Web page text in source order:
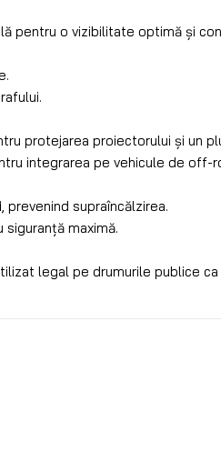
pentru o vizibilitate optimă și
protejarea proiectorului și un
integrarea pe vehicule de off-
, prevenind supraîncălzirea.
maximă.
legal pe drumurile publice ca